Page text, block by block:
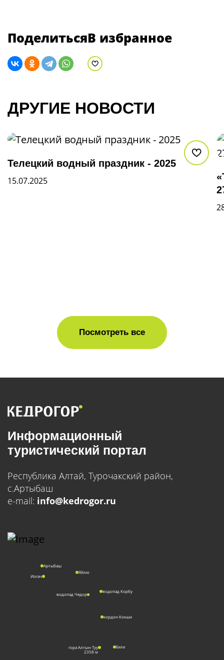
ПоделитьсяВ избранное
В избранное
ДРУГИЕ НОВОСТИ
В
Телецкий водный праздник - 2025
15.07.2025
Посмотреть все
Информационный
туристический портал
Республика Алтай, Турочакский район,
с.Артыбаш
e-mail: info@kedrogor.ru
Артыбаш
Иогач
Яйлю
водопад Корбу
водопад Чедор
кордон Кокши
Беле
гора Алтын-Туу
2358 м